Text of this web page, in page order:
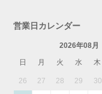
営業日カレンダー
2026年08月
日
月 火 水 木
26 27 28 29 30